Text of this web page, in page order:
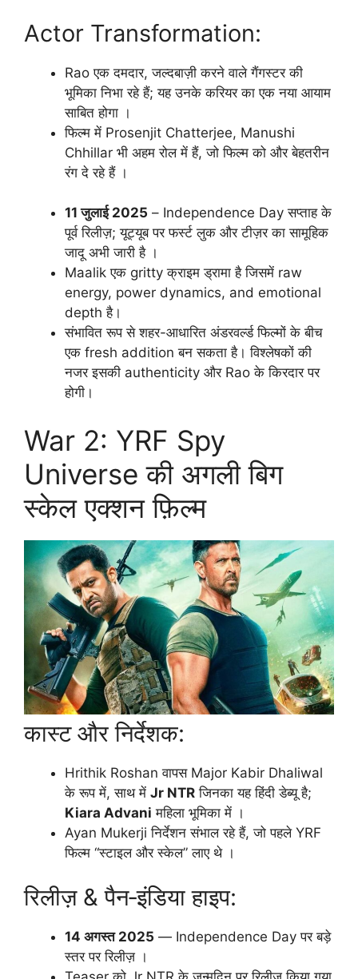
Actor Transformation:
Rao एक दमदार, जल्दबाज़ी करने वाले गैंगस्टर की
भूमिका निभा रहे हैं; यह उनके करियर का एक नया आयाम
साबित होगा ।
फिल्म में Prosenjit Chatterjee, Manushi
Chhillar भी अहम रोल में हैं, जो फिल्म को और बेहतरीन
रंग दे रहे हैं ।
11 जुलाई 2025 – Independence Day सप्ताह के
पूर्व रिलीज़; यूट्यूब पर फर्स्ट लुक और टीज़र का सामूहिक
जादू अभी जारी है ।
Maalik एक gritty क्राइम ड्रामा है जिसमें raw
energy, power dynamics, and emotional
depth है।
संभावित रूप से शहर-आधारित अंडरवर्ल्ड फिल्मों के बीच
एक fresh addition बन सकता है। विश्लेषकों की
नजर इसकी authenticity और Rao के किरदार पर
होगी।
War 2: YRF Spy
Universe की अगली बिग
स्केल एक्शन फ़िल्म
कास्ट और निर्देशक:
Hrithik Roshan वापस Major Kabir Dhaliwal
के रूप में, साथ में Jr NTR जिनका यह हिंदी डेब्यू है;
Kiara Advani महिला भूमिका में ।
Ayan Mukerji निर्देशन संभाल रहे हैं, जो पहले YRF
फिल्म “स्टाइल और स्केल” लाए थे ।
रिलीज़ & पैन‑इंडिया हाइप:
14 अगस्त 2025 — Independence Day पर बड़े
स्तर पर रिलीज़ ।